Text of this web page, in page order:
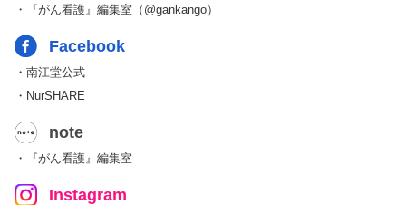
・『がん看護』編集室（@gankango）
Facebook
・南江堂公式
・NurSHARE
note
・『がん看護』編集室
Instagram